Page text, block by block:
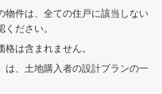
物件は、全ての住戸に該当しない
ださい。
は含まれません。
は、土地購入者の設計プランの一